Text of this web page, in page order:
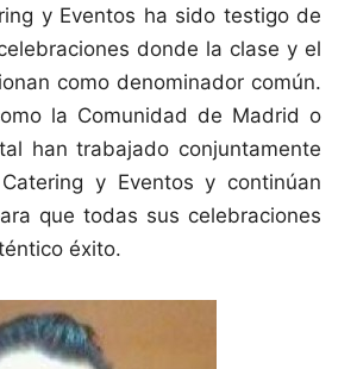
y Eventos ha sido testigo de
donde la clase y el
como denominador común.
la Comunidad de Madrid o
han trabajado conjuntamente
y Eventos y continúan
que todas sus celebraciones
éxito.